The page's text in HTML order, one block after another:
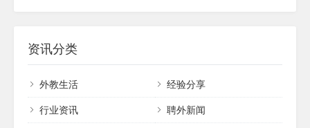
教人才。无论您的需求如何，我们都将竭诚
为您服务，助力您的事业发展。...
资讯分类
外教生活
经验分享
行业资讯
聘外新闻